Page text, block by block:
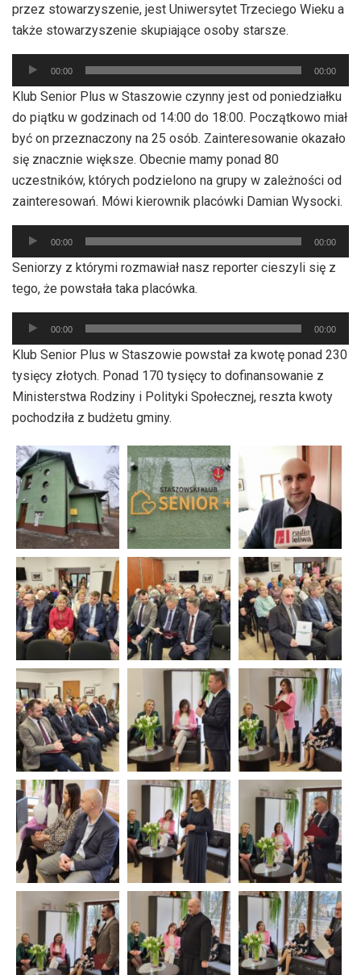
przez stowarzyszenie, jest Uniwersytet Trzeciego Wieku a
także stowarzyszenie skupiające osoby starsze.
Odtwarzacz
plików
dźwiękowych
00:00 00:00
Klub Senior Plus w Staszowie czynny jest od poniedziałku
do piątku w godzinach od 14:00 do 18:00. Początkowo miał
być on przeznaczony na 25 osób. Zainteresowanie okazało
się znacznie większe. Obecnie mamy ponad 80
uczestników, których podzielono na grupy w zależności od
zainteresowań. Mówi kierownik placówki Damian Wysocki.
Odtwarzacz
plików
dźwiękowych
00:00 00:00
Seniorzy z którymi rozmawiał nasz reporter cieszyli się z
tego, że powstała taka placówka.
Odtwarzacz
plików
dźwiękowych
00:00 00:00
Klub Senior Plus w Staszowie powstał za kwotę ponad 230
tysięcy złotych. Ponad 170 tysięcy to dofinansowanie z
Ministerstwa Rodziny i Polityki Społecznej, reszta kwoty
pochodziła z budżetu gminy.